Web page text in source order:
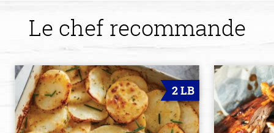
Le chef recommande
2 LB